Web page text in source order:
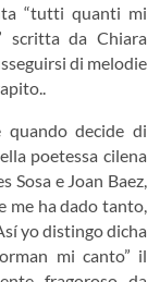
“tutti quanti mi
scritta da Chiara
di melodie
decide di
poetessa cilena
Sosa e Joan Baez,
me ha dado tanto,
yo distingo dicha
mi canto” il